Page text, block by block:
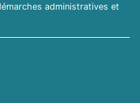
administratives et